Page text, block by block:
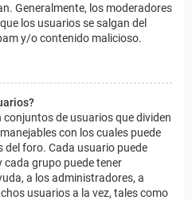
Generalmente, los moderadores
los usuarios se salgan del
y/o contenido malicioso.
de usuarios que dividen
con los cuales puede
foro. Cada usuario puede
cada grupo puede tener
a los administradores, a
usuarios a la vez, tales como